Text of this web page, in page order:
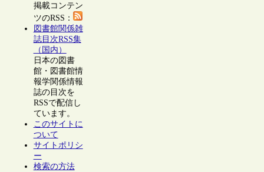
掲載コンテン
ツのRSS：
図書館関係雑
誌目次RSS集
（国内）
日本の図書
館・図書館情
報学関係情報
誌の目次を
RSSで配信し
ています。
このサイトに
ついて
サイトポリシ
ー
検索の方法